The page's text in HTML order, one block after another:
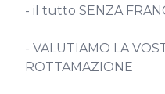
- il tutto SENZA
- VALUTIAMO LA
ROTTAMAZIONE